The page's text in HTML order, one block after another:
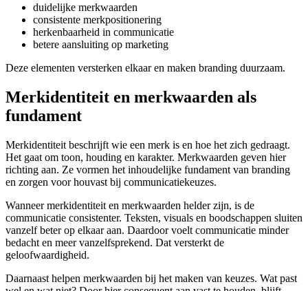
duidelijke merkwaarden
consistente merkpositionering
herkenbaarheid in communicatie
betere aansluiting op marketing
Deze elementen versterken elkaar en maken branding duurzaam.
Merkidentiteit en merkwaarden als
fundament
Merkidentiteit beschrijft wie een merk is en hoe het zich gedraagt.
Het gaat om toon, houding en karakter. Merkwaarden geven hier
richting aan. Ze vormen het inhoudelijke fundament van branding
en zorgen voor houvast bij communicatiekeuzes.
Wanneer merkidentiteit en merkwaarden helder zijn, is de
communicatie consistenter. Teksten, visuals en boodschappen sluiten
vanzelf beter op elkaar aan. Daardoor voelt communicatie minder
bedacht en meer vanzelfsprekend. Dat versterkt de
geloofwaardigheid.
Daarnaast helpen merkwaarden bij het maken van keuzes. Wat past